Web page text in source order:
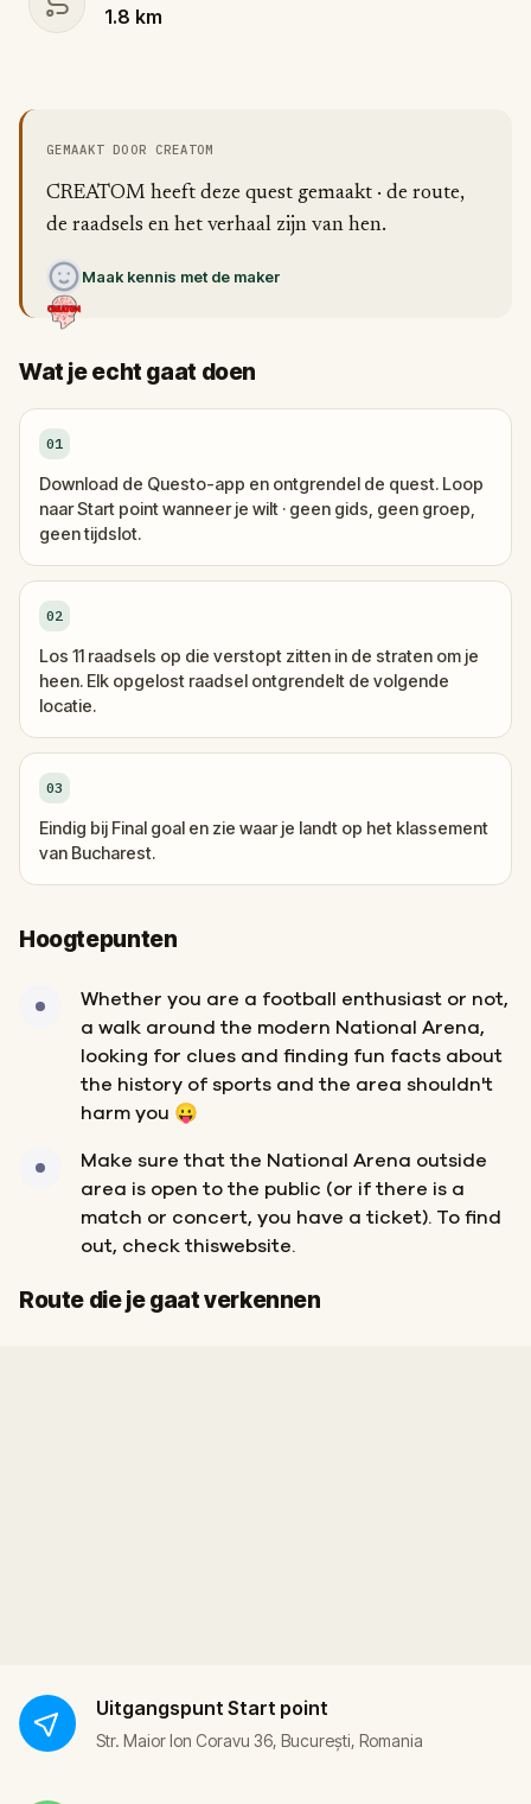
1.8 km
GEMAAKT DOOR CREATOM
CREATOM heeft deze quest gemaakt · de route,
de raadsels en het verhaal zijn van hen.
Maak kennis met de maker
Wat je echt gaat doen
01
Download de Questo-app en ontgrendel de quest. Loop
naar Start point wanneer je wilt · geen gids, geen groep,
geen tijdslot.
02
Los 11 raadsels op die verstopt zitten in de straten om je
heen. Elk opgelost raadsel ontgrendelt de volgende
locatie.
03
Eindig bij Final goal en zie waar je landt op het klassement
van Bucharest.
Hoogtepunten
Whether you are a football enthusiast or not,
a walk around the modern National Arena,
looking for clues and finding fun facts about
the history of sports and the area shouldn't
harm you 😛
Make sure that the National Arena outside
area is open to the public (or if there is a
match or concert, you have a ticket). To find
out, check thiswebsite.
Route die je gaat verkennen
Start
Finish
Uitgangspunt Start point
Str. Maior Ion Coravu 36, București, Romania